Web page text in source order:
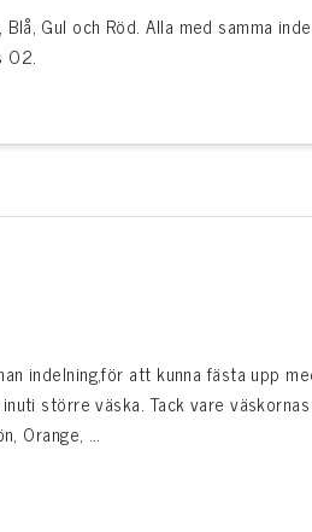
Gul och Röd. Alla med samma
O2.
indelning,för att kunna fästa upp
större väska. Tack vare
Orange, …